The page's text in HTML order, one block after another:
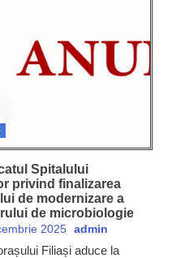
Spitalului
privind finalizarea
de modernizare a
de microbiologie
2025 admin
Filiași aduce la